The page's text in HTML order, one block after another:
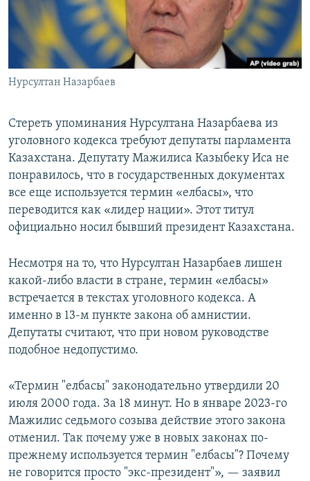
Нурсултан Назарбаев
Стереть упоминания Нурсултана Назарбаева из
уголовного кодекса требуют депутаты парламента
Казахстана. Депутату Мажилиса Казыбеку Иса не
понравилось, что в государственных документах
все еще используется термин «елбасы», что
переводится как «лидер нации». Этот титул
официально носил бывший президент Казахстана.
Несмотря на то, что Нурсултан Назарбаев лишен
какой-либо власти в стране, термин «елбасы»
встречается в текстах уголовного кодекса. А
именно в 13-м пункте закона об амнистии.
Депутаты считают, что при новом руководстве
подобное недопустимо.
«Термин "елбасы" законодательно утвердили 20
июля 2000 года. За 18 минут. Но в январе 2023-го
Мажилис седьмого созыва действие этого закона
отменил. Так почему уже в новых законах по-
прежнему используется термин "елбасы"? Почему
не говорится просто "экс-президент"», — заявил